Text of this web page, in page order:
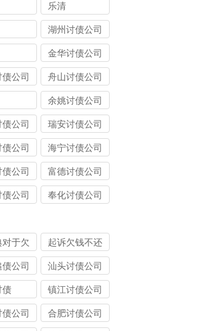
乐清
湖州讨债公司
金华讨债公司
债公司 舟山讨债公司
余姚讨债公司
债公司 瑞安讨债公司
公司 海宁讨债公司
公司 富德讨债公司
公司 奉化讨债公司
对于欠
的人怎
起诉欠钱不还
多少钱立案
公司 汕头讨债公司
债 镇江讨债公司
公司 合肥讨债公司